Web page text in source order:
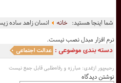
شما اینجا هستید:خانه
انسان زاهد ساده
نرم افزار مبدل نصب نیست.
دسته بندی موضوعی : عدالت اجتماعی
رحیم‌پور ازغدی: مبارزه و رفاه‌طلبی قابل جمع نیست
نوشتن دیدگاه